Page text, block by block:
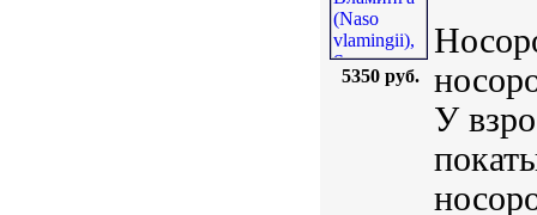
5350 руб.
У